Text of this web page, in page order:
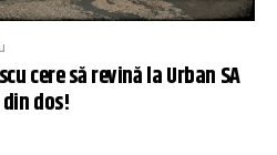
cere să revină la Urban SA
dos!